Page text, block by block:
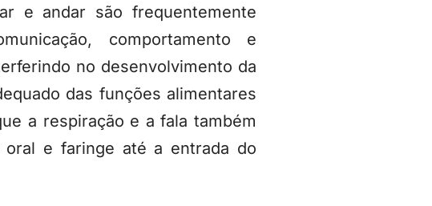
e andar são frequentemente
comportamento e
no desenvolvimento da
das funções alimentares
a respiração e a fala também
oral e faringe até a entrada do